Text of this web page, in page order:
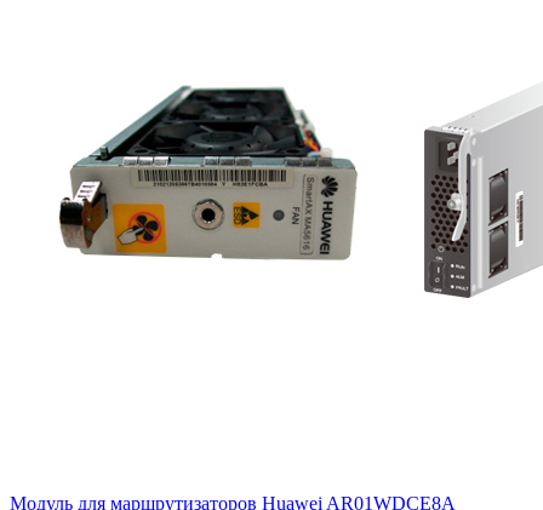
Модуль для маршрутизаторов Huawei AR01WDCE8A